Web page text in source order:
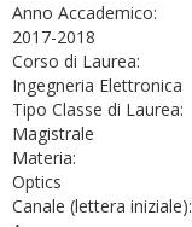
Anno Accademico:
2017-2018
Corso di Laurea:
Ingegneria Elettronica
Tipo Classe di Laurea:
Magistrale
Materia:
Optics
Canale (lettera iniziale):